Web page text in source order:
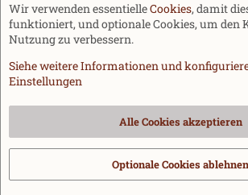
Cookies
Datenschutz
Hilfe und Impressum
Start
S
Community platform by XenForo® © 2010-2026
Wir verwenden essentielleCookies, damit
funktioniert, und optionale Cookies, um den
Nutzung zu verbessern.
Siehe weitere Informationen und
Einstellungen
Alle Cookies akzeptieren
Optionale Cookies ablehnen